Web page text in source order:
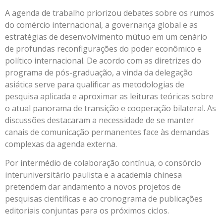
A agenda de trabalho priorizou debates sobre os rumos
do comércio internacional, a governança global e as
estratégias de desenvolvimento mútuo em um cenário
de profundas reconfigurações do poder econômico e
político internacional. De acordo com as diretrizes do
programa de pós-graduação, a vinda da delegação
asiática serve para qualificar as metodologias de
pesquisa aplicada e aproximar as leituras teóricas sobre
o atual panorama de transição e cooperação bilateral. As
discussões destacaram a necessidade de se manter
canais de comunicação permanentes face às demandas
complexas da agenda externa.
Por intermédio de colaboração contínua, o consórcio
interuniversitário paulista e a academia chinesa
pretendem dar andamento a novos projetos de
pesquisas científicas e ao cronograma de publicações
editoriais conjuntas para os próximos ciclos.